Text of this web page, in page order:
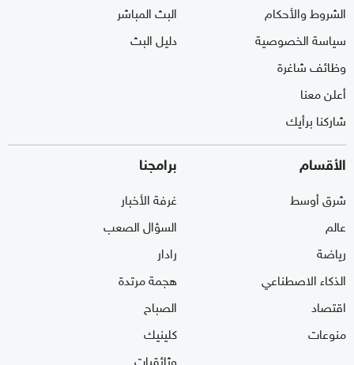
الشروط والأحكام
سياسة الخصوصية
وظائف شاغرة
أعلن معنا
شاركنا برأيك
البث المباشر
دليل البث
الأقسام
شرق أوسط
عالم
رياضة
الذكاء الاصطناعي
اقتصاد
منوعات
برامجنا
غرفة الأخبار
السؤال الصعب
رادار
هجمة مرتدة
الصباح
كلينيك
وثائقيات